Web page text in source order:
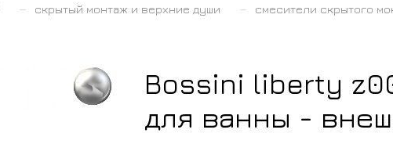
– скрытый монтаж и верхние души –
смесители скрытого
Bossini liberty
для ванны -